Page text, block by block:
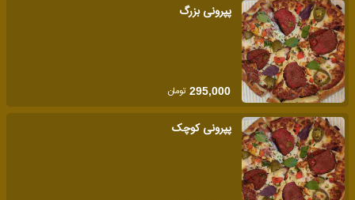
پپرونی بزرگ
295,000 تومان
پپرونی کوچک